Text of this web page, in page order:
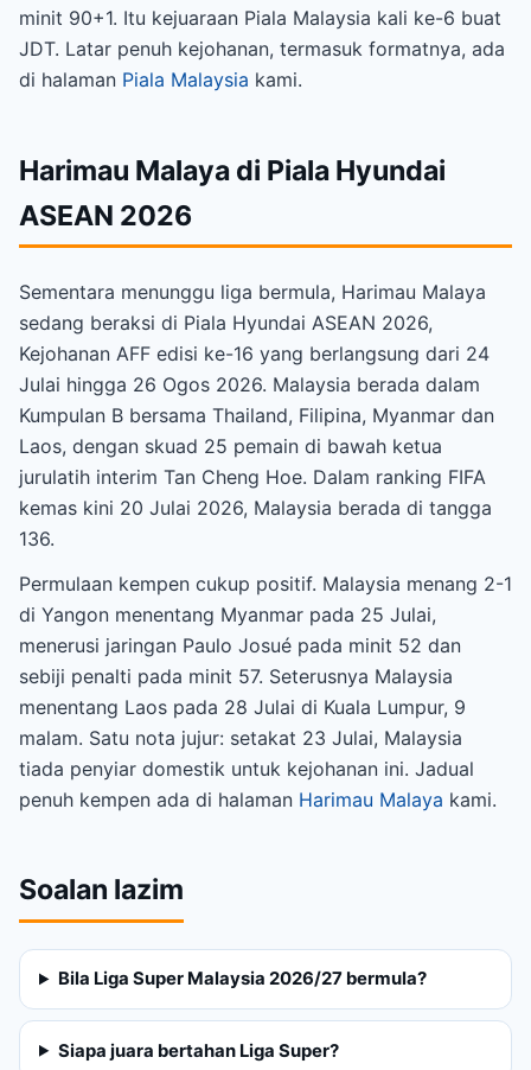
minit 90+1. Itu kejuaraan Piala Malaysia kali ke-6 buat
JDT. Latar penuh kejohanan, termasuk formatnya, ada
di halaman Piala Malaysia kami.
Harimau Malaya di Piala Hyundai
ASEAN 2026
Sementara menunggu liga bermula, Harimau Malaya
sedang beraksi di Piala Hyundai ASEAN 2026,
Kejohanan AFF edisi ke-16 yang berlangsung dari 24
Julai hingga 26 Ogos 2026. Malaysia berada dalam
Kumpulan B bersama Thailand, Filipina, Myanmar dan
Laos, dengan skuad 25 pemain di bawah ketua
jurulatih interim Tan Cheng Hoe. Dalam ranking FIFA
kemas kini 20 Julai 2026, Malaysia berada di tangga
136.
Permulaan kempen cukup positif. Malaysia menang 2-1
di Yangon menentang Myanmar pada 25 Julai,
menerusi jaringan Paulo Josué pada minit 52 dan
sebiji penalti pada minit 57. Seterusnya Malaysia
menentang Laos pada 28 Julai di Kuala Lumpur, 9
malam. Satu nota jujur: setakat 23 Julai, Malaysia
tiada penyiar domestik untuk kejohanan ini. Jadual
penuh kempen ada di halaman Harimau Malaya kami.
Soalan lazim
Bila Liga Super Malaysia 2026/27 bermula?
Siapa juara bertahan Liga Super?